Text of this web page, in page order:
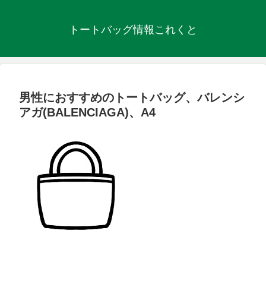
トートバッグ情報これくと
男性におすすめのトートバッグ、バレンシ
アガ(BALENCIAGA)、A4